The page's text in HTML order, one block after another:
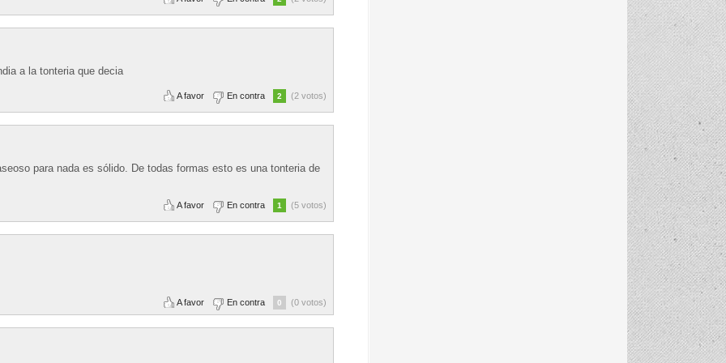
a la tonteria que decia
A favor En contra 2 (2 votos)
para nada es sólido. De todas formas esto es una tonteria de
A favor En contra 1 (5 votos)
A favor En contra 0 (0 votos)